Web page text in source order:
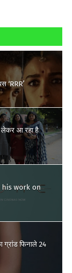
‘RRR’
लेकर आ रहा है
his work on
फिनाले 24